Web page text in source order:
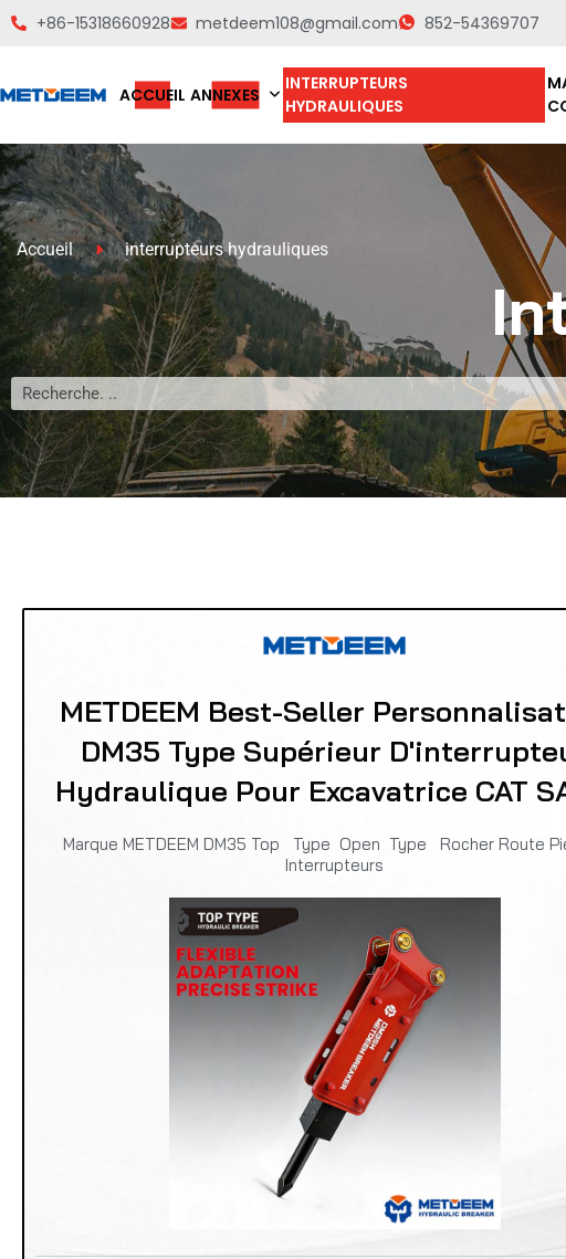
+86-15318660928 metdeem108@gmail.com 852-54369707
ACCUEIL ANNEXES
INTERRUPTEURS
HYDRAULIQUES
Accueil interrupteurs hydrauliques
METDEEM Best-Seller
DM35 Type Supérieur
Hydraulique Pour Excavatrice CAT
Marque METDEEM DM35 Top Type Open Type Rocher Route
Interrupteurs